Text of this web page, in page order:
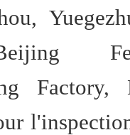
Factory,